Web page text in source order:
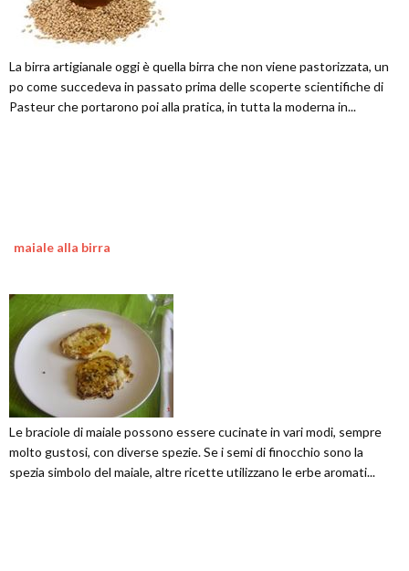
La birra artigianale oggi è quella birra che non viene pastorizzata, un
po come succedeva in passato prima delle scoperte scientifiche di
Pasteur che portarono poi alla pratica, in tutta la moderna in...
maiale alla birra
Le braciole di maiale possono essere cucinate in vari modi, sempre
molto gustosi, con diverse spezie. Se i semi di finocchio sono la
spezia simbolo del maiale, altre ricette utilizzano le erbe aromati...